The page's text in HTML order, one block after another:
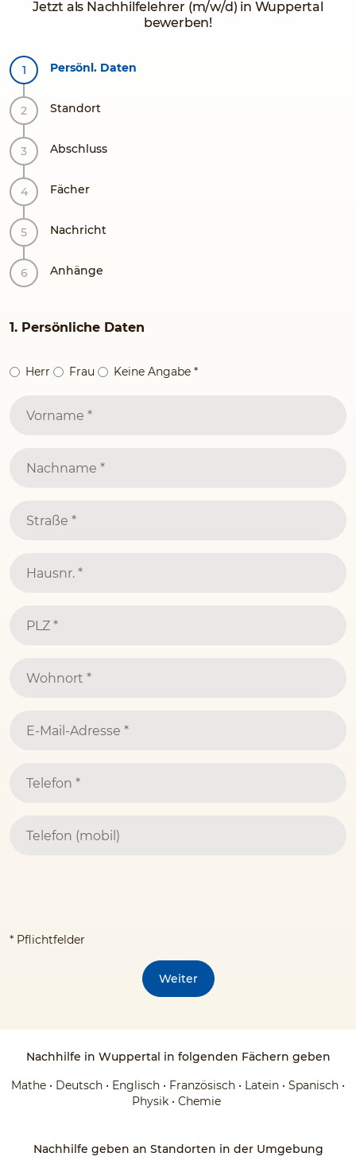
Jetzt als Nachhilfelehrer (m/w/d) in Wuppertal
bewerben!
Persönl. Daten
Standort
Abschluss
Fächer
Nachricht
Anhänge
1. Persönliche Daten
Herr Frau Keine Angabe *
* Pflichtfelder
Weiter
Nachhilfe in Wuppertal in folgenden Fächern geben
Mathe • Deutsch • Englisch • Französisch • Latein • Spanisch •
Physik • Chemie
Nachhilfe geben an Standorten in der Umgebung